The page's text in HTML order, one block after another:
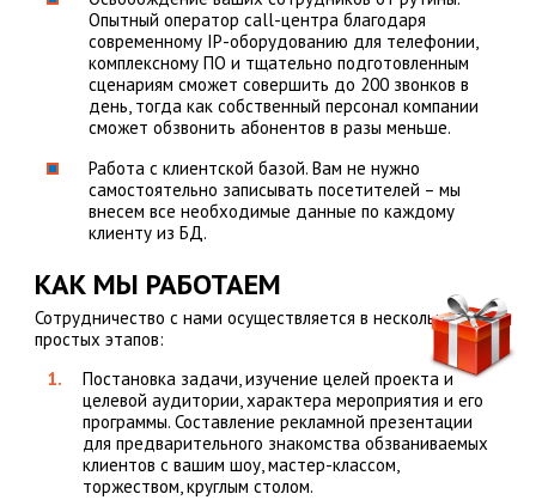
Опытный оператор call-центра благодаря
современному IP-оборудованию для телефонии,
комплексному ПО и тщательно подготовленным
сценариям сможет совершить до 200 звонков в
день, тогда как собственный персонал компании
сможет обзвонить абонентов в разы меньше.
Работа с клиентской базой. Вам не нужно
самостоятельно записывать посетителей – мы
внесем все необходимые данные по каждому
клиенту из БД.
КАК МЫ РАБОТАЕМ
Сотрудничество с нами осуществляется в несколько
простых этапов:
Постановка задачи, изучение целей проекта и
целевой аудитории, характера мероприятия и его
программы. Составление рекламной презентации
для предварительного знакомства обзваниваемых
клиентов с вашим шоу, мастер-классом,
торжеством, круглым столом.